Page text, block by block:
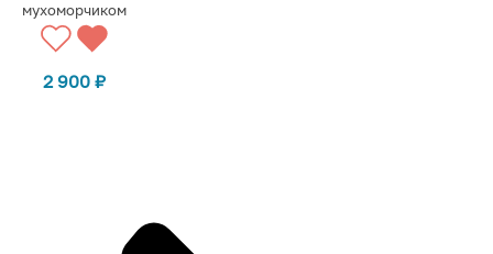
мухоморчиком
2 900 ₽